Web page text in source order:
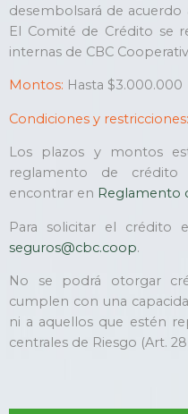
desembolsará de acuerdo
El Comité de Crédito se
internas de CBC
Montos: Hasta $3.000.000
Condiciones y restricciones:
Los plazos y montos
reglamento de
encontrar en Reglamento
Para solicitar el crédito
seguros@cbc.coop.
No se podrá otorgar
cumplen con una
ni a aquellos que estén
centrales de Riesgo (Art.